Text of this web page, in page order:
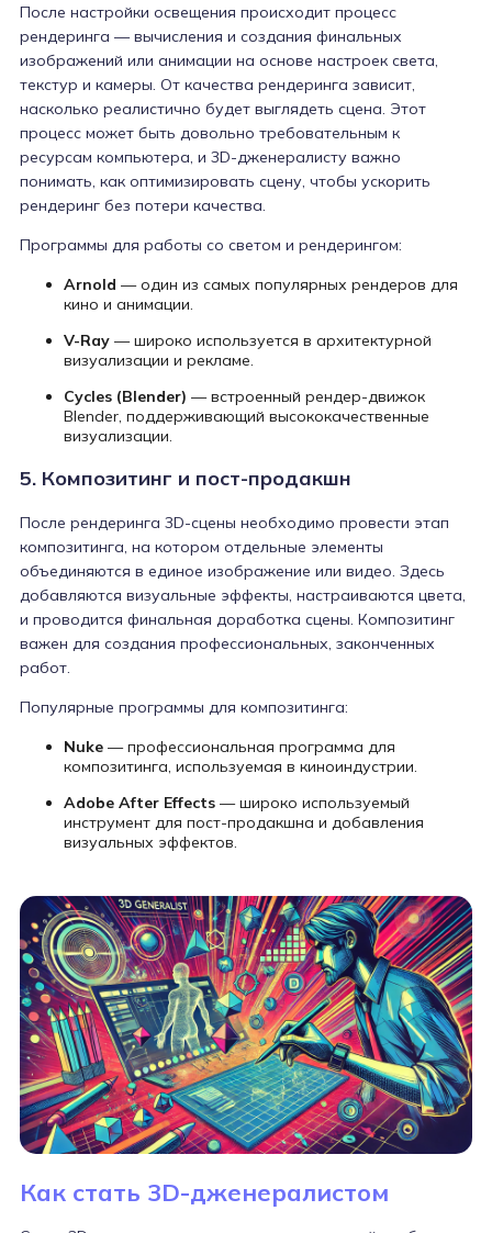
После настройки освещения происходит процесс
рендеринга — вычисления и создания финальных
изображений или анимации на основе настроек света,
текстур и камеры. От качества рендеринга зависит,
насколько реалистично будет выглядеть сцена. Этот
процесс может быть довольно требовательным к
ресурсам компьютера, и 3D-дженералисту важно
понимать, как оптимизировать сцену, чтобы ускорить
рендеринг без потери качества.
Программы для работы со светом и рендерингом:
Arnold — один из самых популярных рендеров для
кино и анимации.
V-Ray— широко используется в архитектурной
визуализации и рекламе.
Cycles (Blender) — встроенный рендер-движок
Blender, поддерживающий высококачественные
визуализации.
5. Композитинг и пост-продакшн
После рендеринга 3D-сцены необходимо провести этап
композитинга, на котором отдельные элементы
объединяются в единое изображение или видео. Здесь
добавляются визуальные эффекты, настраиваются цвета,
и проводится финальная доработка сцены. Композитинг
важен для создания профессиональных, законченных
работ.
Популярные программы для композитинга:
Nuke— профессиональная программа для
композитинга, используемая в киноиндустрии.
Adobe After Effects— широко используемый
инструмент для пост-продакшна и добавления
визуальных эффектов.
Как стать 3D-дженералистом